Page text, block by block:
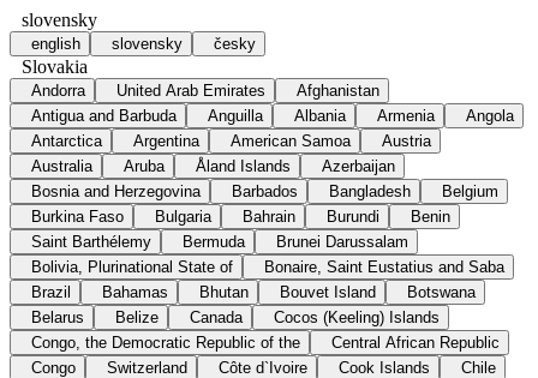
slovensky
english slovensky česky
Slovakia
Andorra United Arab Emirates
Afghanistan
Antigua and Barbuda
Anguilla Albania Armenia
Angola
Antarctica
Argentina American Samoa
Austria
Australia
Aruba Åland Islands
Azerbaijan
Bosnia and Herzegovina
Barbados Bangladesh
Belgium
Burkina Faso
Bulgaria Bahrain Burundi
Benin
Saint Barthélemy
Bermuda
Brunei Darussalam
Bolivia, Plurinational State of
Bonaire, Saint Eustatius and Saba
Brazil
Bahamas Bhutan Bouvet Island
Botswana
Belarus
Belize Canada
Cocos (Keeling) Islands
Congo, the Democratic Republic of the
Central African Republic
Congo
Switzerland Côte d`Ivoire Cook Islands
Chile